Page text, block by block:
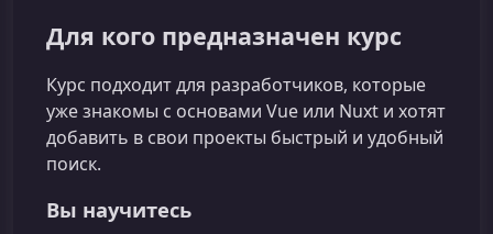
Для кого предназначен курс
Курс подходит для разработчиков, которые
уже знакомы с основами Vue или Nuxt и хотят
добавить в свои проекты быстрый и удобный
поиск.
Вы научитесь